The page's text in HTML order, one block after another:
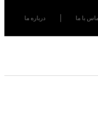
با ما درباره ما